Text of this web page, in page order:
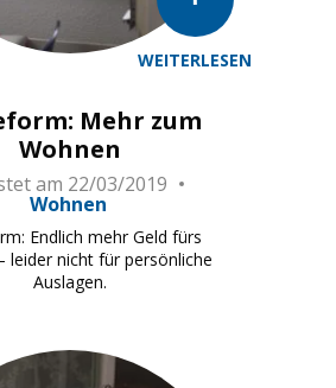
WEITERLESEN
Mehr zum
Wohnen
am 22/03/2019
Wohnen
Endlich mehr Geld fürs
leider nicht für persönliche
Auslagen.